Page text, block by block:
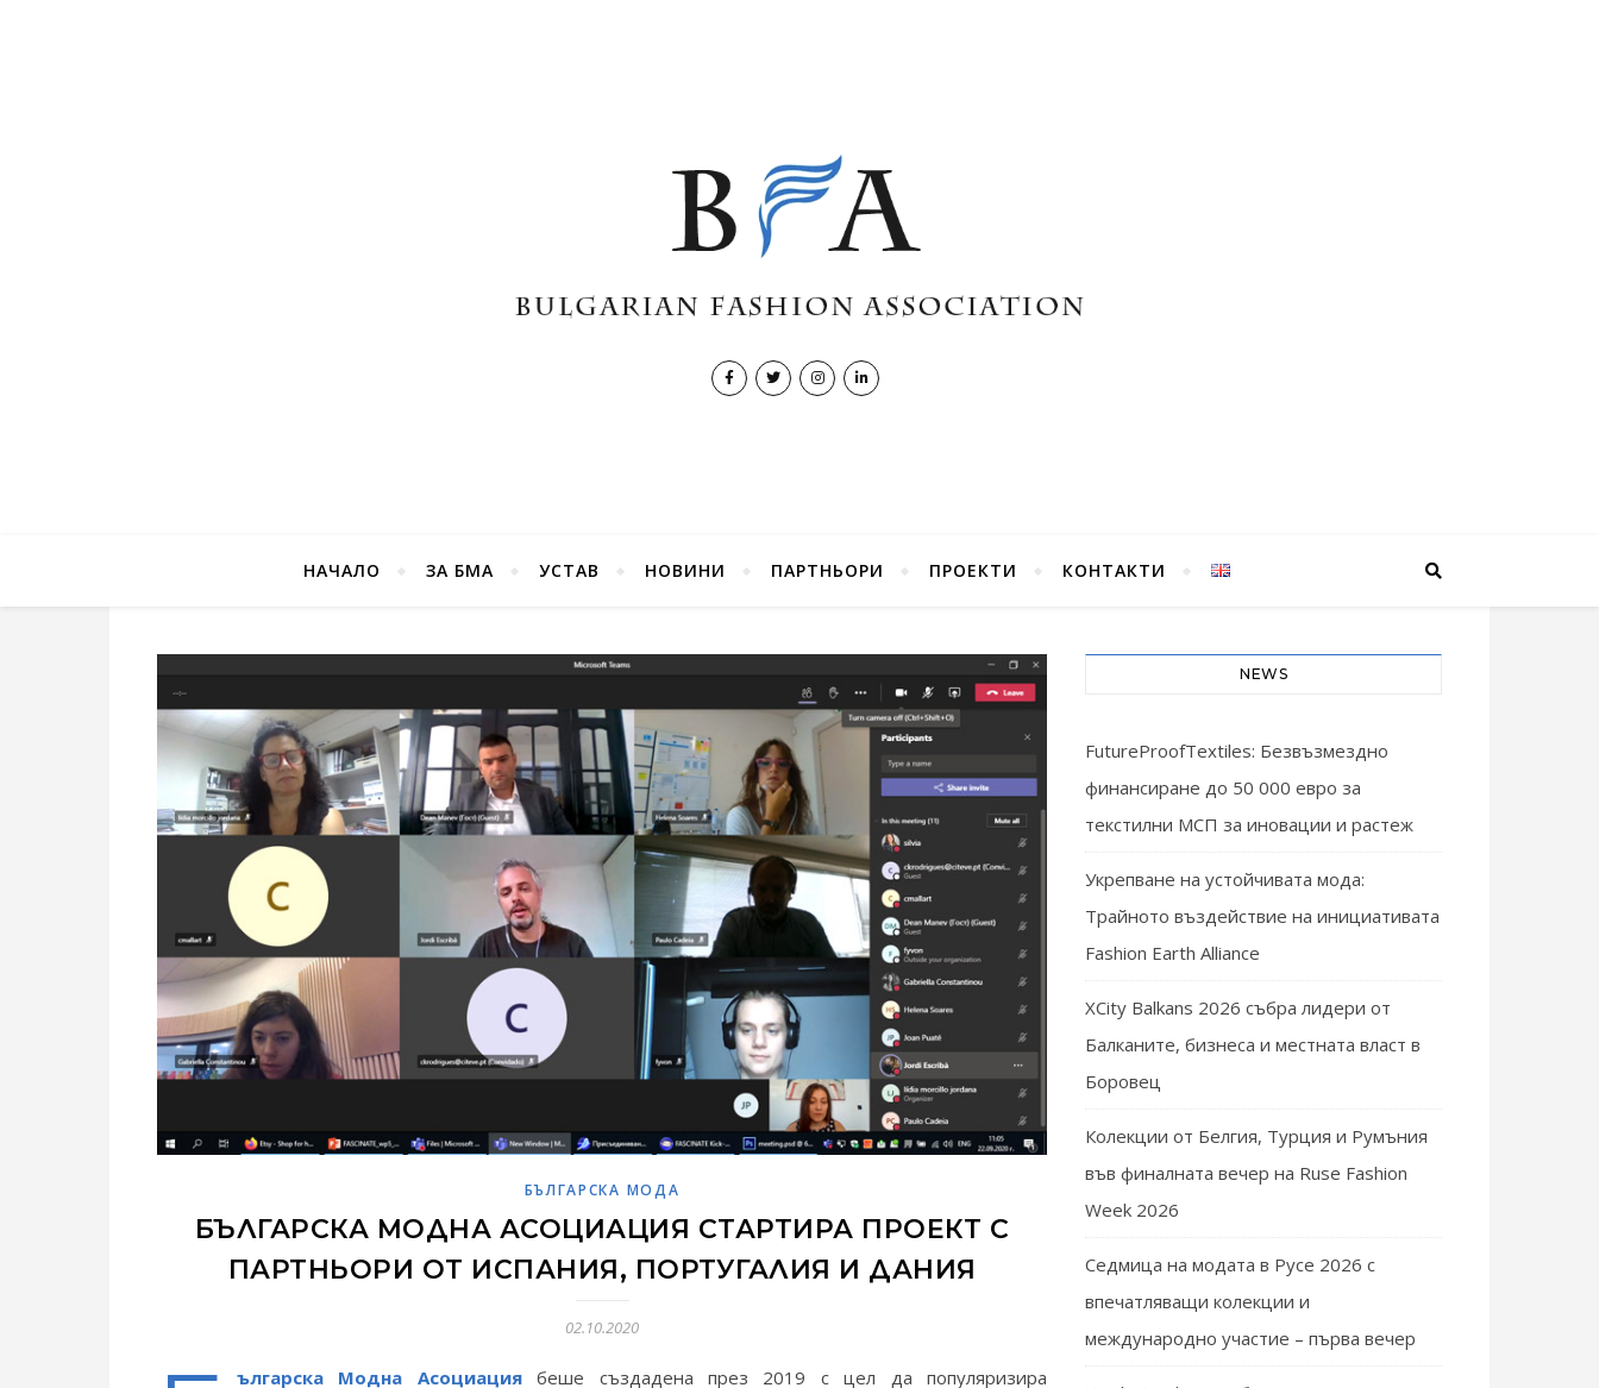
НАЧАЛО ЗА БМА УСТАВ НОВИНИ ПАРТНЬОРИ ПРОЕКТИ КОНТАКТИ
БЪЛГАРСКА МОДА
БЪЛГАРСКА МОДНА АСОЦИАЦИЯ СТАРТИРА ПРОЕКТ С
ПАРТНЬОРИ ОТ ИСПАНИЯ, ПОРТУГАЛИЯ И ДАНИЯ
02.10.2020
ългарска Модна Асоциациябеше създадена през 2019 с цел да популяризира
NEWS
FutureProofTextiles: Безвъзмездно
финансиране до 50 000 евро за
текстилни МСП за иновации и растеж
Укрепване на устойчивата мода:
Трайното въздействие на инициативата
Fashion Earth Alliance
XCity Balkans 2026 събра лидери от
Балканите, бизнеса и местната власт в
Боровец
Колекции от Белгия, Турция и Румъния
във финалната вечер на Ruse Fashion
Week 2026
Седмица на модата в Русе 2026 с
впечатляващи колекции и
международно участие – първа вечер